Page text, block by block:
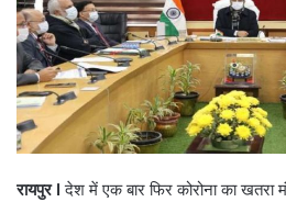
रायपुर Iदेश में एक बार फिर कोरोना का खतरा